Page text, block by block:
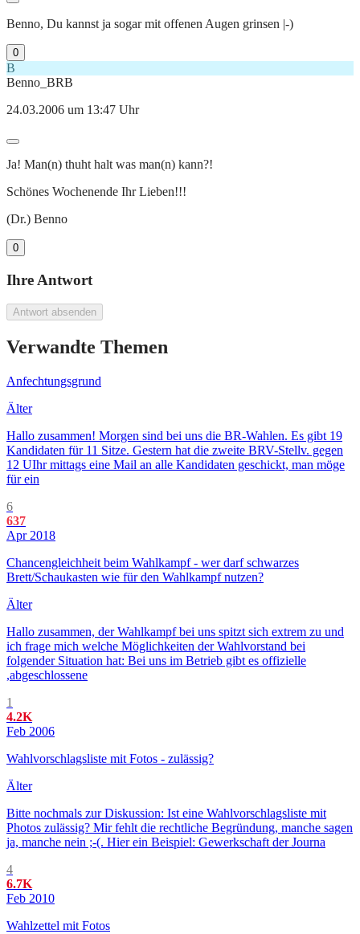
Benno, Du kannst ja sogar mit offenen Augen grinsen |-)
0
B
Benno_BRB
24.03.2006 um 13:47 Uhr
Ja! Man(n) thuht halt was man(n) kann?!
Schönes Wochenende Ihr Lieben!!!
(Dr.) Benno
0
Ihre Antwort
Antwort absenden
Verwandte Themen
Anfechtungsgrund
Älter
Hallo zusammen! Morgen sind bei uns die BR-Wahlen. Es gibt 19
Kandidaten für 11 Sitze. Gestern hat die zweite BRV-Stellv. gegen
12 UIhr mittags eine Mail an alle Kandidaten geschickt, man möge
für ein
6
637
Apr 2018
Chancengleichheit beim Wahlkampf - wer darf schwarzes
Brett/Schaukasten wie für den Wahlkampf nutzen?
Älter
Hallo zusammen, der Wahlkampf bei uns spitzt sich extrem zu und
ich frage mich welche Möglichkeiten der Wahlvorstand bei
folgender Situation hat: Bei uns im Betrieb gibt es offizielle
,abgeschlossene
1
4.2K
Feb 2006
Wahlvorschlagsliste mit Fotos - zulässig?
Älter
Bitte nochmals zur Diskussion: Ist eine Wahlvorschlagsliste mit
Photos zulässig? Mir fehlt die rechtliche Begründung, manche sagen
ja, manche nein ;-(. Hier ein Beispiel: Gewerkschaft der Journa
4
6.7K
Feb 2010
Wahlzettel mit Fotos